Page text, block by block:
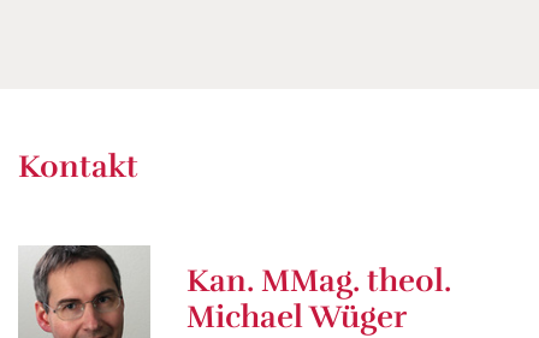
Kontakt
Kan. MMag. theol.
Michael Wüger